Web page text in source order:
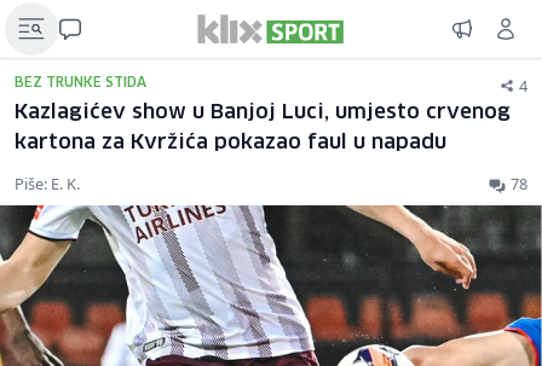
BEZ TRUNKE STIDA 4
Kazlagićev show u Banjoj Luci, umjesto crvenog
kartona za Kvržića pokazao faul u napadu
Piše: E. K. 78